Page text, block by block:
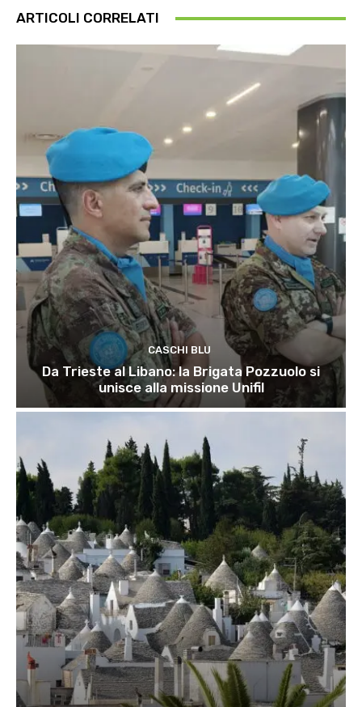
ARTICOLI CORRELATI
CASCHI BLU
Da Trieste al Libano: la Brigata Pozzuolo si
unisce alla missione Unifil